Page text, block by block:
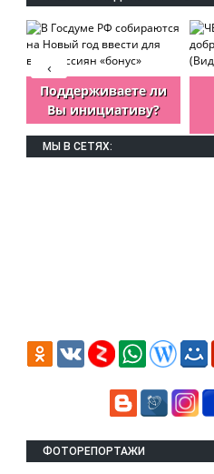
Поддерживаете ли
Вы инициативу?
‹
МЫ В СЕТЯХ:
ФОТОРЕПОРТАЖИ